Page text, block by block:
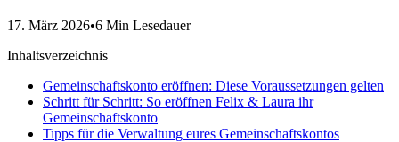
17. März 2026•6 Min Lesedauer
Inhaltsverzeichnis
Gemeinschaftskonto eröffnen: Diese Voraussetzungen gelten
Schritt für Schritt: So eröffnen Felix & Laura ihr
Gemeinschaftskonto
Tipps für die Verwaltung eures Gemeinschaftskontos